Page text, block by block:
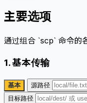
主要选项
通过组合 `scp` 命令的
1. 基本传输
基本
源路径
目标路径